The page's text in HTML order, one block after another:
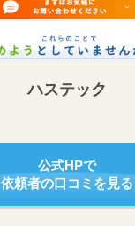
ハステック
公式HPで
依頼者の口コミを見る